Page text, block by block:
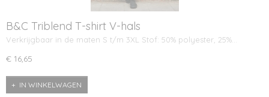
B&C Triblend T-shirt V-hals
Verkrijgbaar in de maten S t/m 3XL Stof: 50% polyester, 25%…
€ 16,65
IN WINKELWAGEN